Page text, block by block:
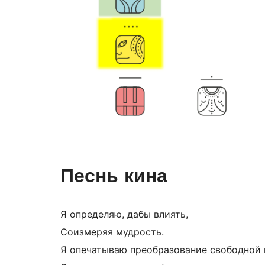
Песнь кина
Я определяю, дабы влиять,
Соизмеряя мудрость.
Я опечатываю преобразование свободной